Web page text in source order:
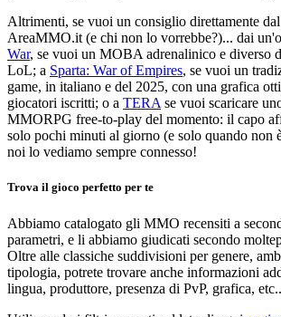
Altrimenti, se vuoi un consiglio direttamente
AreaMMO.it (e chi non lo vorrebbe?)... dai
War, se vuoi un MOBA adrenalinico e diverso
LoL; a Sparta: War of Empires, se vuoi un
game, in italiano e del 2025, con una grafica
giocatori iscritti; o a TERA se vuoi scaricare
MMORPG free-to-play del momento: il capo
solo pochi minuti al giorno (e solo quando non
noi lo vediamo sempre connesso!
Trova il gioco perfetto per te
Abbiamo catalogato gli MMO recensiti a
parametri, e li abbiamo giudicati secondo
Oltre alle classiche suddivisioni per genere,
tipologia, potrete trovare anche informazioni
lingua, produttore, presenza di PvP, grafica,